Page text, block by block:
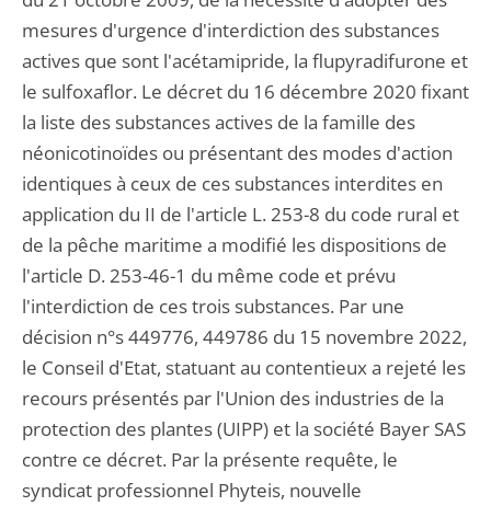
mesures d'urgence d'interdiction des substances
actives que sont l'acétamipride, la flupyradifurone et
le sulfoxaflor. Le décret du 16 décembre 2020 fixant
la liste des substances actives de la famille des
néonicotinoïdes ou présentant des modes d'action
identiques à ceux de ces substances interdites en
application du II de l'article L. 253-8 du code rural et
de la pêche maritime a modifié les dispositions de
l'article D. 253-46-1 du même code et prévu
l'interdiction de ces trois substances. Par une
décision n°s 449776, 449786 du 15 novembre 2022,
le Conseil d'Etat, statuant au contentieux a rejeté les
recours présentés par l'Union des industries de la
protection des plantes (UIPP) et la société Bayer SAS
contre ce décret. Par la présente requête, le
syndicat professionnel Phyteis, nouvelle